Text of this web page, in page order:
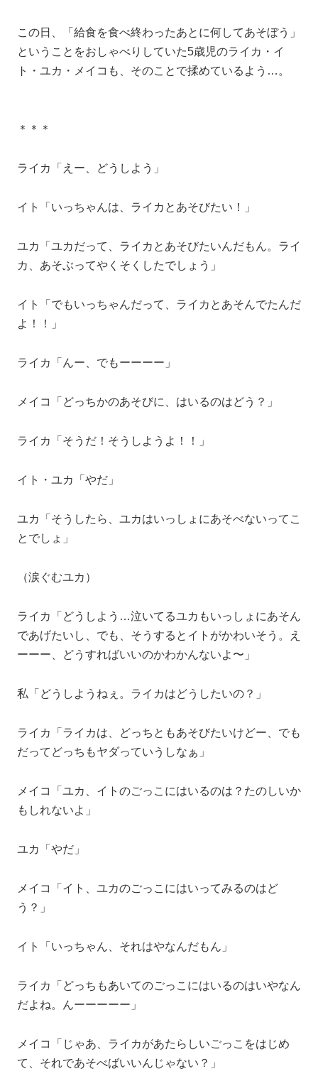
この日、「給食を食べ終わったあとに何してあそぼう」
ということをおしゃべりしていた5歳児のライカ・イ
ト・ユカ・メイコも、そのことで揉めているよう…。
＊＊＊
ライカ「えー、どうしよう」
イト「いっちゃんは、ライカとあそびたい！」
ユカ「ユカだって、ライカとあそびたいんだもん。ライ
カ、あそぶってやくそくしたでしょう」
イト「でもいっちゃんだって、ライカとあそんでたんだ
よ！！」
ライカ「んー、でもーーーー」
メイコ「どっちかのあそびに、はいるのはどう？」
ライカ「そうだ！そうしようよ！！」
イト・ユカ「やだ」
ユカ「そうしたら、ユカはいっしょにあそべないってこ
とでしょ」
（涙ぐむユカ）
ライカ「どうしよう…泣いてるユカもいっしょにあそん
であげたいし、でも、そうするとイトがかわいそう。え
ーーー、どうすればいいのかわかんないよ〜」
私「どうしようねぇ。ライカはどうしたいの？」
ライカ「ライカは、どっちともあそびたいけどー、でも
だってどっちもヤダっていうしなぁ」
メイコ「ユカ、イトのごっこにはいるのは？たのしいか
もしれないよ」
ユカ「やだ」
メイコ「イト、ユカのごっこにはいってみるのはど
う？」
イト「いっちゃん、それはやなんだもん」
ライカ「どっちもあいてのごっこにはいるのはいやなん
だよね。んーーーーー」
メイコ「じゃあ、ライカがあたらしいごっこをはじめ
て、それであそべばいいんじゃない？」